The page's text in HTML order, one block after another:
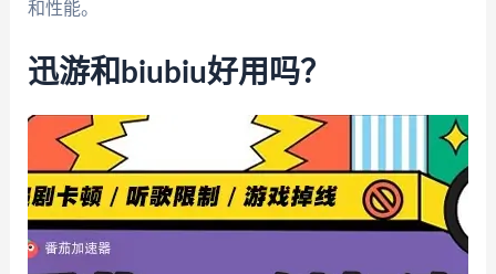
和性能。
迅游和biubiu好用吗？